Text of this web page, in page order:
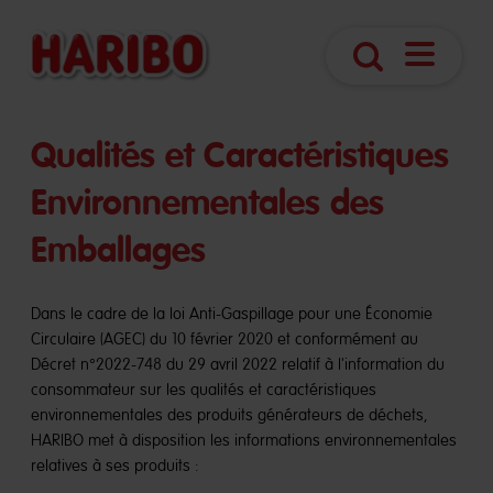
Qualités et Caractéristiques
Environnementales des
Emballages
Dans le cadre de la loi Anti-Gaspillage pour une Économie
Circulaire (AGEC) du 10 février 2020 et conformément au
Décret n°2022-748 du 29 avril 2022 relatif à l'information du
consommateur sur les qualités et caractéristiques
environnementales des produits générateurs de déchets,
HARIBO met à disposition les informations environnementales
relatives à ses produits :